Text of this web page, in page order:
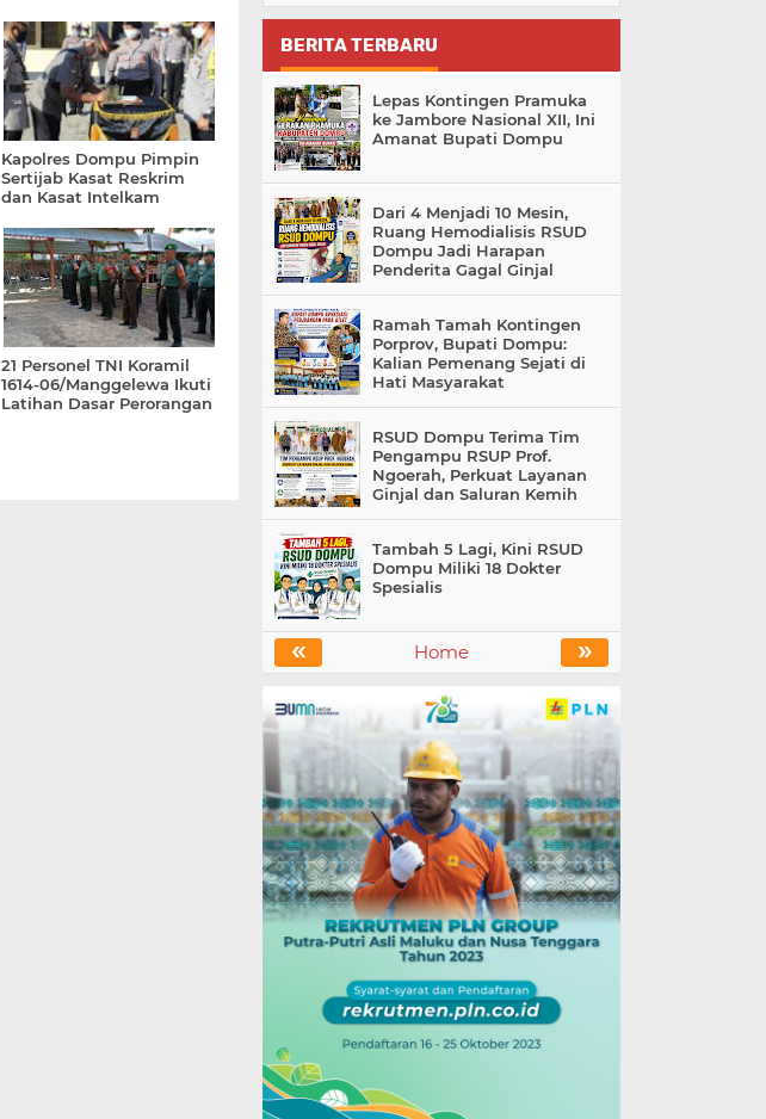
Kapolres Dompu Pimpin
Sertijab Kasat Reskrim
dan Kasat Intelkam
21 Personel TNI Koramil
1614-06/Manggelewa Ikuti
Latihan Dasar Perorangan
BERITA TERBARU
Lepas Kontingen Pramuka
ke Jambore Nasional XII, Ini
Amanat Bupati Dompu
Dari 4 Menjadi 10 Mesin,
Ruang Hemodialisis RSUD
Dompu Jadi Harapan
Penderita Gagal Ginjal
Ramah Tamah Kontingen
Porprov, Bupati Dompu:
Kalian Pemenang Sejati di
Hati Masyarakat
RSUD Dompu Terima Tim
Pengampu RSUP Prof.
Ngoerah, Perkuat Layanan
Ginjal dan Saluran Kemih
Tambah 5 Lagi, Kini RSUD
Dompu Miliki 18 Dokter
Spesialis
« »
Home